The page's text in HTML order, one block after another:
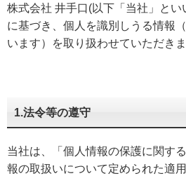
株式会社 井手口(以下「当社」と
に基づき、個人を識別しうる情報
います）を取り扱わせていただきま
1.法令等の遵守
当社は、「個人情報の保護に関す
報の取扱いについて定められた適